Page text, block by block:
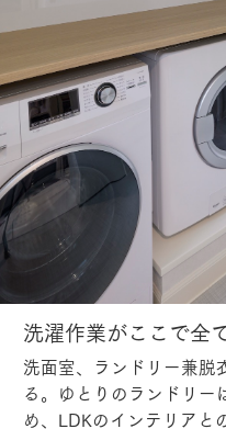
洗濯作業がここで全
洗面室、ランドリー兼脱
る。ゆとりのランドリー
め、LDKのインテリアと